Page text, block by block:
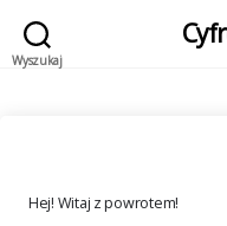
Wyszukaj
Hej! Witaj z powrotem!